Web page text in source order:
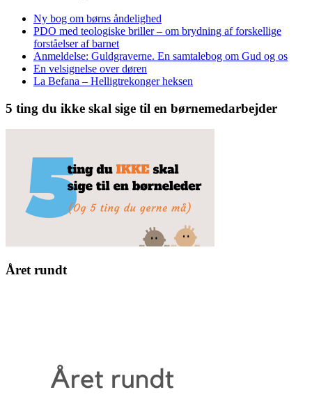
Ny bog om børns åndelighed
PDO med teologiske briller – om brydning af forskellige
forståelser af barnet
Anmeldelse: Guldgraverne. En samtalebog om Gud og os
En velsignelse over døren
La Befana – Helligtrekonger heksen
5 ting du ikke skal sige til en børnemedarbejder
Året rundt